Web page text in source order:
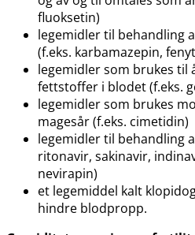
fluoksetin)
legemidler til behandling
(f.eks. karbamazepin,
legemidler som brukes til
fettstoffer i blodet (f.eks.
legemidler som brukes
magesår (f.eks. cimetidin)
legemidler til behandling
ritonavir, sakinavir,
nevirapin)
et legemiddel kalt
hindre blodpropp.